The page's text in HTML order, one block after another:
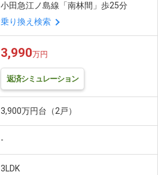
小田急江ノ島線「南林間」歩25分
乗り換え検索
3,990万円
返済シミュレーション
3,900万円台（2戸）
-
3LDK